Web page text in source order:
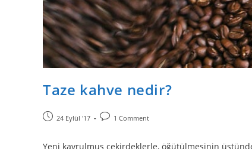
Taze kahve nedir?
24 Eylül '17 1 Comment
Yeni kavrulmuş çekirdeklerle, öğütülmesinin